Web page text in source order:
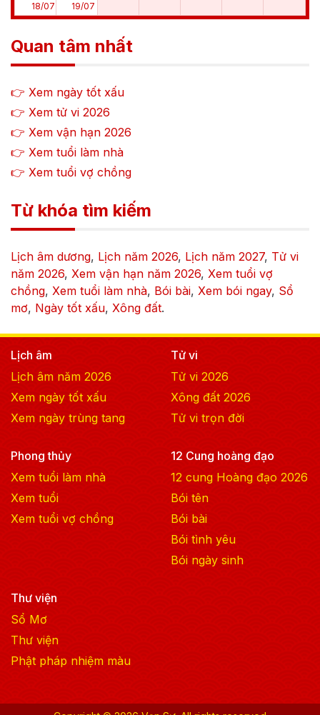
18/07 19/07
Quan tâm nhất
👉 Xem ngày tốt xấu
👉 Xem tử vi 2026
👉 Xem vận hạn 2026
👉 Xem tuổi làm nhà
👉 Xem tuổi vợ chồng
Từ khóa tìm kiếm
Lịch âm dương, Lịch năm 2026, Lịch năm 2027, Tử vi
năm 2026, Xem vận hạn năm 2026, Xem tuổi vợ
chồng, Xem tuổi làm nhà, Bói bài, Xem bói ngay, Sổ
mơ, Ngày tốt xấu, Xông đất.
Lịch âm
Lịch âm năm 2026
Xem ngày tốt xấu
Xem ngày trùng tang
Tử vi
Tử vi 2026
Xông đất 2026
Tử vi trọn đời
Phong thủy
Xem tuổi làm nhà
Xem tuổi
Xem tuổi vợ chồng
12 Cung hoàng đạo
12 cung Hoàng đạo 2026
Bói tên
Bói bài
Bói tình yêu
Bói ngày sinh
Thư viện
Sổ Mơ
Thư viện
Phật pháp nhiệm màu